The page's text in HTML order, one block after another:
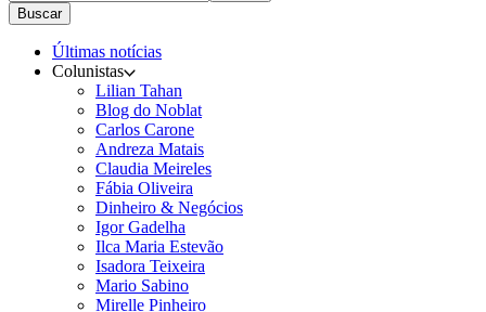
Buscar
Últimas notícias
Colunistas
Lilian Tahan
Blog do Noblat
Carlos Carone
Andreza Matais
Claudia Meireles
Fábia Oliveira
Dinheiro & Negócios
Igor Gadelha
Ilca Maria Estevão
Isadora Teixeira
Mario Sabino
Mirelle Pinheiro